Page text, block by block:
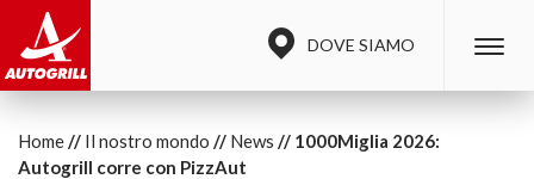
DOVE SIAMO
Home Il nostro mondo News
1000Miglia 2026:
Autogrill corre con PizzAut